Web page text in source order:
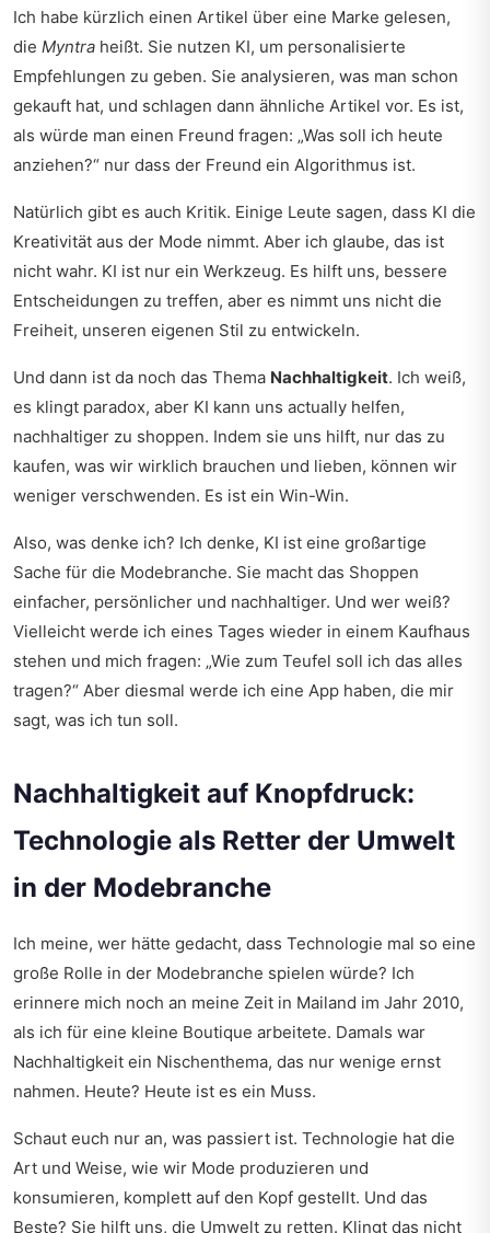
Ich habe kürzlich einen Artikel über eine Marke gelesen,
die Myntra heißt. Sie nutzen KI, um personalisierte
Empfehlungen zu geben. Sie analysieren, was man schon
gekauft hat, und schlagen dann ähnliche Artikel vor. Es ist,
als würde man einen Freund fragen: „Was soll ich heute
anziehen?“ nur dass der Freund ein Algorithmus ist.
Natürlich gibt es auch Kritik. Einige Leute sagen, dass KI die
Kreativität aus der Mode nimmt. Aber ich glaube, das ist
nicht wahr. KI ist nur ein Werkzeug. Es hilft uns, bessere
Entscheidungen zu treffen, aber es nimmt uns nicht die
Freiheit, unseren eigenen Stil zu entwickeln.
Und dann ist da noch das Thema Nachhaltigkeit. Ich weiß,
es klingt paradox, aber KI kann uns actually helfen,
nachhaltiger zu shoppen. Indem sie uns hilft, nur das zu
kaufen, was wir wirklich brauchen und lieben, können wir
weniger verschwenden. Es ist ein Win-Win.
Also, was denke ich? Ich denke, KI ist eine großartige
Sache für die Modebranche. Sie macht das Shoppen
einfacher, persönlicher und nachhaltiger. Und wer weiß?
Vielleicht werde ich eines Tages wieder in einem Kaufhaus
stehen und mich fragen: „Wie zum Teufel soll ich das alles
tragen?“ Aber diesmal werde ich eine App haben, die mir
sagt, was ich tun soll.
Nachhaltigkeit auf Knopfdruck:
Technologie als Retter der Umwelt
in der Modebranche
Ich meine, wer hätte gedacht, dass Technologie mal so eine
große Rolle in der Modebranche spielen würde? Ich
erinnere mich noch an meine Zeit in Mailand im Jahr 2010,
als ich für eine kleine Boutique arbeitete. Damals war
Nachhaltigkeit ein Nischenthema, das nur wenige ernst
nahmen. Heute? Heute ist es ein Muss.
Schaut euch nur an, was passiert ist. Technologie hat die
Art und Weise, wie wir Mode produzieren und
konsumieren, komplett auf den Kopf gestellt. Und das
Beste? Sie hilft uns, die Umwelt zu retten. Klingt das nicht